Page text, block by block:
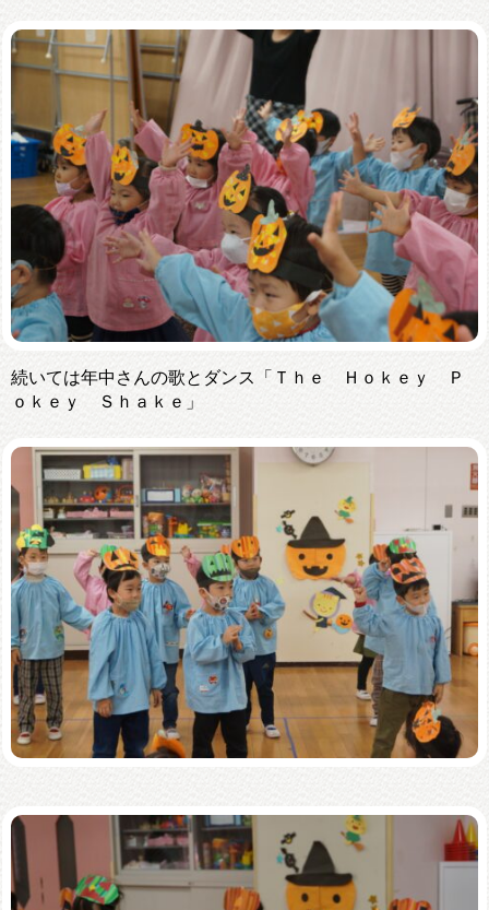
続いては年中さんの歌とダンス「Ｔｈｅ Ｈｏｋｅｙ Ｐ
ｏｋｅｙ Ｓｈａｋｅ」